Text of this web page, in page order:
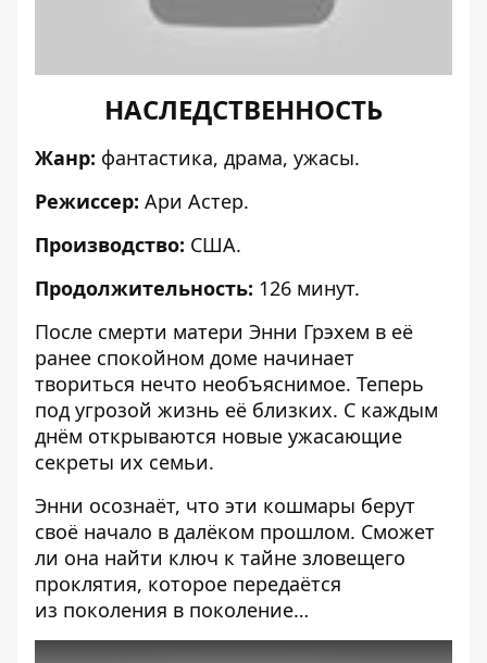
НАСЛЕДСТВЕННОСТЬ
Жанр: фантастика, драма, ужасы.
Режиссер: Ари Астер.
Производство: США.
Продолжительность: 126 минут.
После смерти матери Энни Грэхем в её
ранее спокойном доме начинает
твориться нечто необъяснимое. Теперь
под угрозой жизнь её близких. С каждым
днём открываются новые ужасающие
секреты их семьи.
Энни осознаёт, что эти кошмары берут
своё начало в далёком прошлом. Сможет
ли она найти ключ к тайне зловещего
проклятия, которое передаётся
из поколения в поколение…